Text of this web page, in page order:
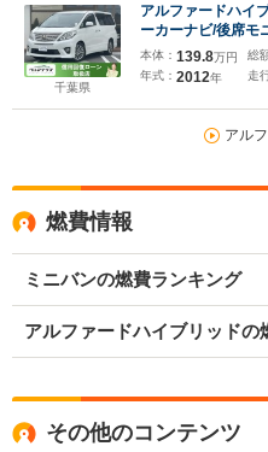
千葉県
アルファードハイ
ーカーナビ/後席モ
レーダークルーズ
電動スライド/電動
ーセンサー
本体： 139.8万円
年式： 2012年
総
走
アル
燃費情報
ミニバンの燃費ランキング
アルファードハイブリッドの
その他のコンテンツ